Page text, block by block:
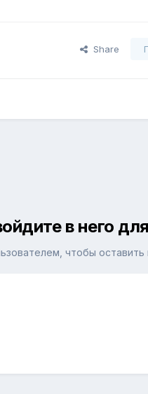
Share
в него
чтобы оставить